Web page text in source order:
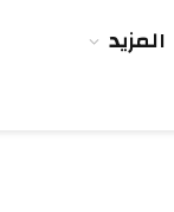
المزيد